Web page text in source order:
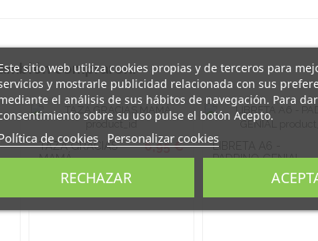
compraron:
TAZA GRACIAS
MAMÁ
6,95 €
LIBRETA A6 -
PADRINO GENIAL
sitio web utiliza cookies propias y de terceros para
y mostrarle publicidad relacionada con sus
el análisis de sus hábitos de navegación. Para
sobre su uso pulse el botón Acepto.
de cookies Personalizar cookies
RECHAZAR